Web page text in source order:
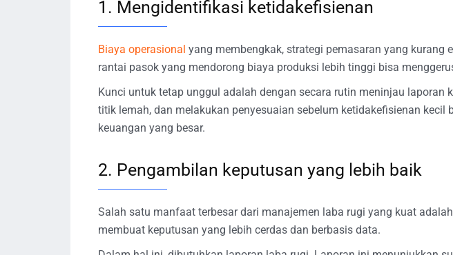
1. Mengidentifikasi ketidakefisienan
Biaya operasional yang membengkak, strategi pemasaran yang kurang
rantai pasok yang mendorong biaya produksi lebih tinggi bisa
Kunci untuk tetap unggul adalah dengan secara rutin meninjau laporan
titik lemah, dan melakukan penyesuaian sebelum ketidakefisienan kecil
keuangan yang besar.
2. Pengambilan keputusan yang lebih baik
Salah satu manfaat terbesar dari manajemen laba rugi yang kuat
membuat keputusan yang lebih cerdas dan berbasis data.